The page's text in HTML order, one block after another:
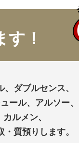
！
ダブルセンス、
ル、アルソー、
ルメン、
質預りします。